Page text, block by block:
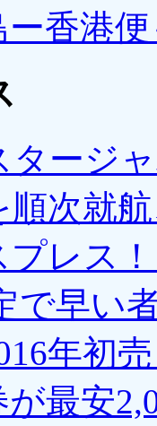
香港
タージ
次就
レス
で早い
年初
最安